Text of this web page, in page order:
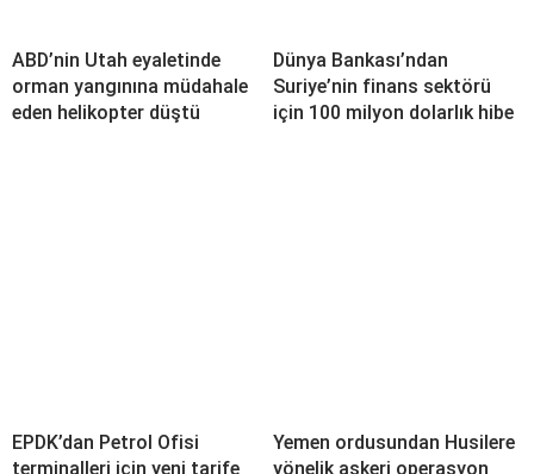
ABD’nin Utah eyaletinde
orman yangınına müdahale
eden helikopter düştü
Dünya Bankası’ndan
Suriye’nin finans sektörü
için 100 milyon dolarlık hibe
EPDK’dan Petrol Ofisi
terminalleri için yeni tarife
Yemen ordusundan Husilere
yönelik askeri operasyon